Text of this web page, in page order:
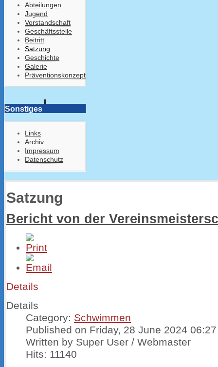
Abteilungen
Jugend
Vorstandschaft
Geschäftsstelle
Beitritt
Satzung
Geschichte
Galerie
Präventionskonzept
Sonstiges
Links
Archiv
Impressum
Datenschutz
Satzung
Bericht von der
Details
Details
Category: Schwimmen
Published on Friday, 28 June 2024 06:27
Written by Super User / Webmaster
Hits: 11140